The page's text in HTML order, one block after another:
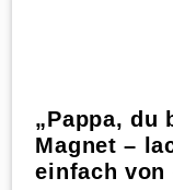
„Pappa, du
Magnet –
einfach von